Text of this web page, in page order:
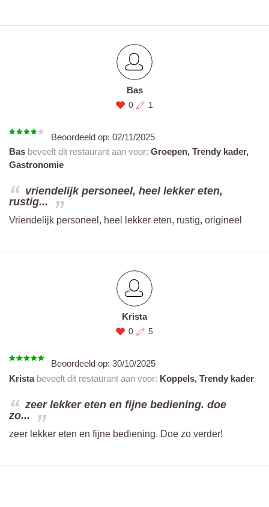
Bas
0 1
Beoordeeld op: 02/11/2025
Bas beveelt dit restaurant aan voor: Groepen, Trendy kader,
Gastronomie
vriendelijk personeel, heel lekker eten,
rustig...
Vriendelijk personeel, heel lekker eten, rustig, origineel
Krista
0 5
Beoordeeld op: 30/10/2025
Kristabeveelt dit restaurant aan voor: Koppels, Trendy kader
zeer lekker eten en fijne bediening. doe
zo...
zeer lekker eten en fijne bediening. Doe zo verder!